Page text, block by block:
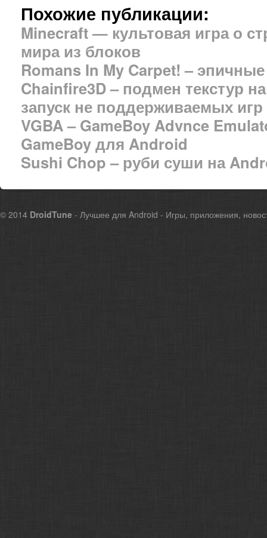
Похожие публикации:
Minecraft — культовая игра о
мира из блоков
Romans In My Carpet! –
Chainfire3D – подмен текстур
запуск не поддерживаемых
VGBA – GameBoy Advnce
GameBoy для Android
Sushi Chop – руби суши на
© 2014 DroidTune - Лучшее для Android - Игры, приложения,